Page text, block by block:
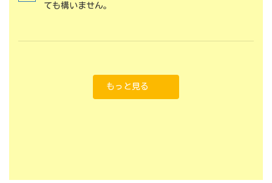
ても構いません。
もっと見る